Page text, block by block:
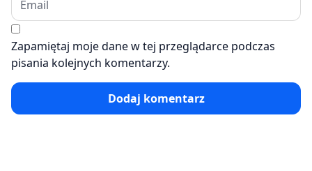
Zapamiętaj moje dane w tej przeglądarce podczas
pisania kolejnych komentarzy.
Dodaj komentarz